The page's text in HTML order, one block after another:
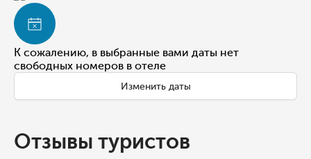
К сожалению, в выбранные вами даты нет
свободных номеров в отеле
Изменить даты
Отзывы туристов